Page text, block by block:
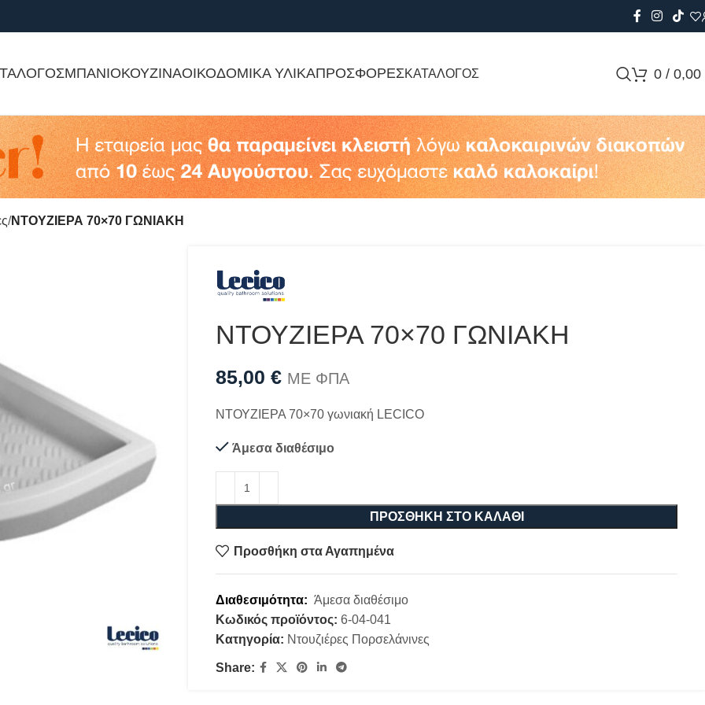
ΜΠΑΝΙΟΚΟΥΖΙΝΑΟΙΚΟΔΟΜΙΚΑ ΥΛΙΚΑΠΡΟΣΦΟΡΕΣΚΑΤΑΛΟΓΟΣ 0 / 0,00
ΝΤΟΥΖΙΕΡΑ 70×70 ΓΩΝΙΑΚΗ
ΝΤΟΥΖΙΕΡΑ 70×70 ΓΩΝΙΑΚΗ
85,00 € ΜΕ ΦΠΑ
ΝΤΟΥΖΙΕΡΑ 70×70 γωνιακή LECICO
Άμεσα διαθέσιμο
ΠΡΟΣΘΉΚΗ ΣΤΟ ΚΑΛΆΘΙ
Προσθήκη στα Αγαπημένα
Διαθεσιμότητα: Άμεσα διαθέσιμο
Κωδικός προϊόντος: 6-04-041
Κατηγορία: Ντουζιέρες Πορσελάνινες
Share: